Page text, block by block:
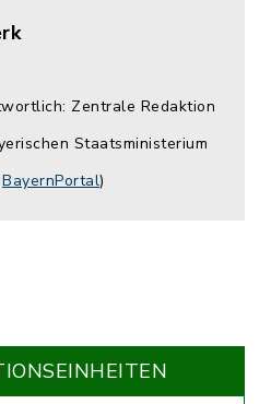
Zentrale Redaktion
Staatsministerium
BayernPortal)